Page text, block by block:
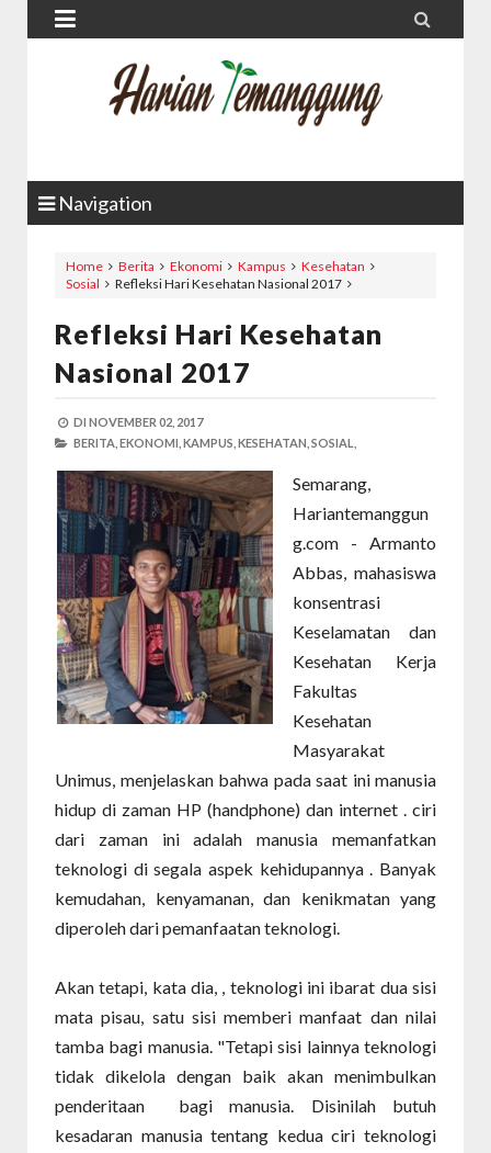
 
Navigation
Home Berita Ekonomi Kampus
Kesehatan
Sosial
Refleksi Hari Kesehatan Nasional 2017
Refleksi Hari Kesehatan
Nasional 2017
DI NOVEMBER 02, 2017
BERITA, EKONOMI, KAMPUS, KESEHATAN, SOSIAL,
Semarang,
Hariantemanggun
g.com - Armanto
Abbas, mahasiswa
konsentrasi
Keselamatan dan
Kesehatan Kerja
Fakultas
Kesehatan
Masyarakat
Unimus, menjelaskan bahwa pada saat ini manusia
hidup di zaman HP (handphone) dan internet . ciri
dari zaman ini adalah manusia memanfatkan
teknologi di segala aspek kehidupannya . Banyak
kemudahan, kenyamanan, dan kenikmatan yang
diperoleh dari pemanfaatan teknologi.
Akan tetapi, kata dia, , teknologi ini ibarat dua sisi
mata pisau, satu sisi memberi manfaat dan nilai
tamba bagi manusia. "Tetapi sisi lainnya teknologi
tidak dikelola dengan baik akan menimbulkan
penderitaan bagi manusia. Disinilah butuh
kesadaran manusia tentang kedua ciri teknologi